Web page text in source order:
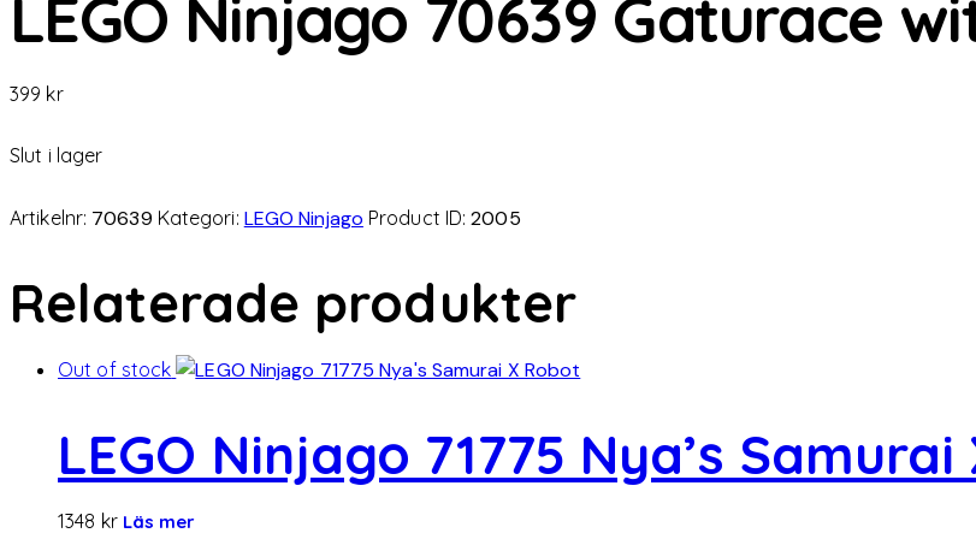
LEGO Ninjago 70639 Gaturace
399 kr
Slut i lager
Artikelnr: 70639 Kategori: LEGO Ninjago Product ID:2005
Relaterade produkter
Out of stock
LEGO Ninjago 71775 Nya’s
1348 kr Läs mer